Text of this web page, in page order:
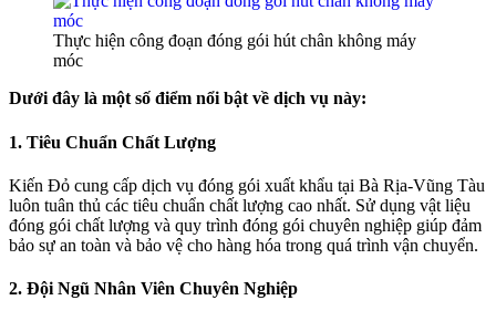
Thực hiện công đoạn đóng gói hút chân không máy
móc
Dưới đây là một số điểm nổi bật về dịch vụ này:
1. Tiêu Chuẩn Chất Lượng
Kiến Đỏ cung cấp dịch vụ đóng gói xuất khẩu tại Bà Rịa-Vũng Tàu
luôn tuân thủ các tiêu chuẩn chất lượng cao nhất. Sử dụng vật liệu
đóng gói chất lượng và quy trình đóng gói chuyên nghiệp giúp đảm
bảo sự an toàn và bảo vệ cho hàng hóa trong quá trình vận chuyển.
2. Đội Ngũ Nhân Viên Chuyên Nghiệp